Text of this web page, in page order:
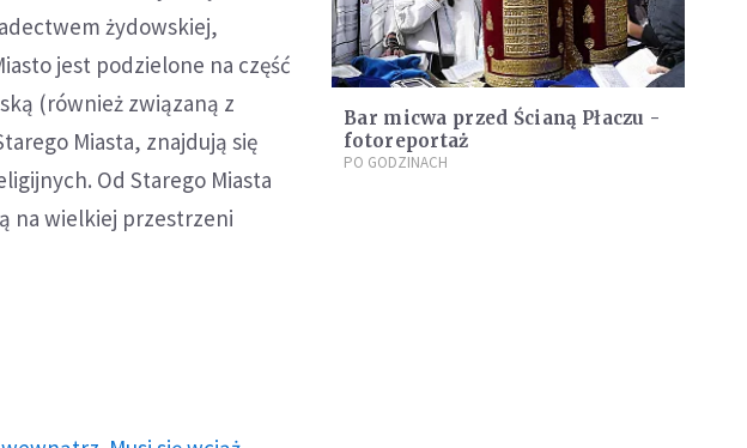
żydowskiej,
jest podzielone na część
(również związaną z
Miasta, znajdują się
Od Starego Miasta
na wielkiej przestrzeni
Bar micwa przed Ścianą Płaczu -
fotoreportaż
PO GODZINACH